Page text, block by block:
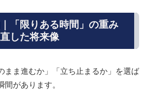
「限りある時間」の重み
した将来像
まま進むか」「立ち止まるか」を選ば
間があります。